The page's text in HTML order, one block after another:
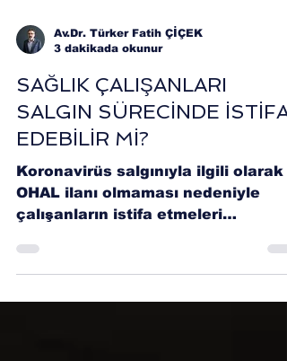
Av.Dr. Türker Fatih ÇİÇEK
3 dakikada okunur
SAĞLIK ÇALIŞANLARI
SALGIN SÜRECİNDE İSTİFA
EDEBİLİR Mİ?
OHAL ilanı olmaması nedeniyle
çalışanların istifa etmeleri
mümkündür.